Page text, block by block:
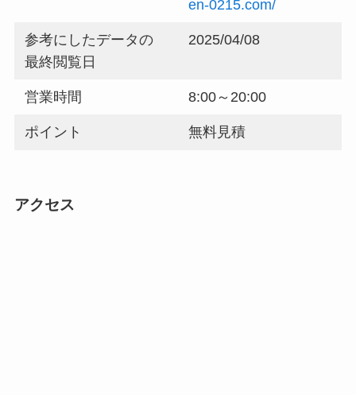
en-0215.com/
参考にしたデータの
最終閲覧日
2025/04/08
営業時間 8:00～20:00
ポイント 無料見積
アクセス